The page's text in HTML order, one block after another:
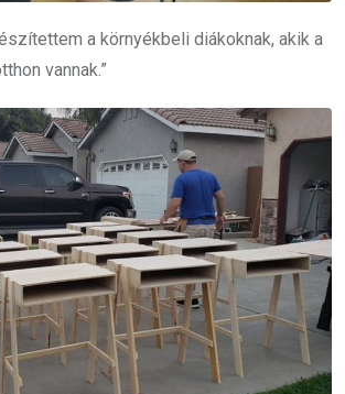
a környékbeli diákoknak, akik a
vannak.”